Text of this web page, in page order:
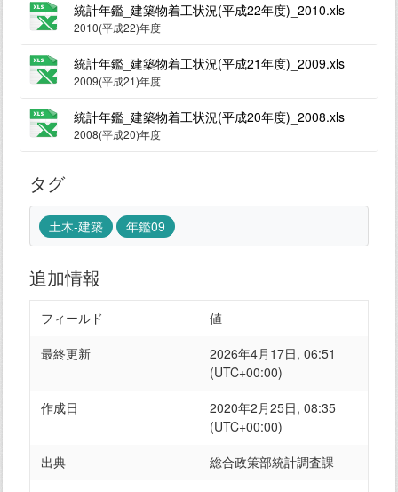
統計年鑑_建築物着工状況(平成22年度)_2010.xls
2010(平成22)年度
統計年鑑_建築物着工状況(平成21年度)_2009.xls
2009(平成21)年度
統計年鑑_建築物着工状況(平成20年度)_2008.xls
2008(平成20)年度
タグ
土木-建築 年鑑09
追加情報
フィールド
値
最終更新
2026年4月17日, 06:51
(UTC+00:00)
作成日
2020年2月25日, 08:35
(UTC+00:00)
出典
総合政策部統計調査課